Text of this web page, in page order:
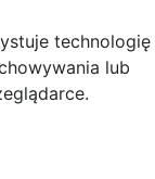
technologię
lub